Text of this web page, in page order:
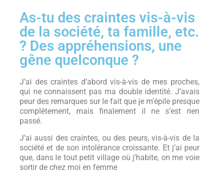
As-tu des craintes vis-à-vis
de la société, ta famille, etc.
? Des appréhensions, une
gêne quelconque ?
J’ai des craintes d’abord vis-à-vis de mes proches,
qui ne connaissent pas ma double identité. J’avais
peur des remarques sur le fait que je m’épile presque
complètement, mais finalement il ne s’est rien
passé.
J’ai aussi des craintes, ou des peurs, vis-à-vis de la
société et de son intolérance croissante. Et j’ai peur
que, dans le tout petit village où j’habite, on me voie
sortir de chez moi en femme